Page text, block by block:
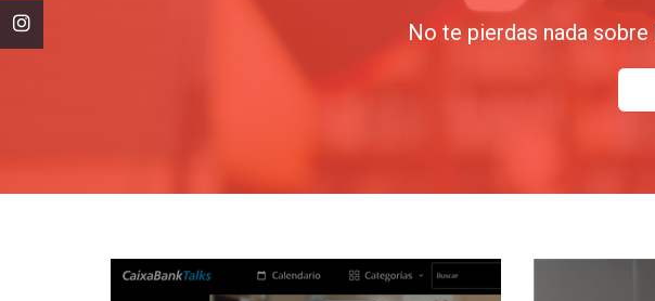
No te pierdas nada